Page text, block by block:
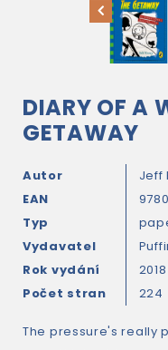
DIARY OF A
GETAWAY
Autor
Jeff
EAN
Typ
Vydavatel
Rok vydání
2018
Počet stran
224
The pressure's really